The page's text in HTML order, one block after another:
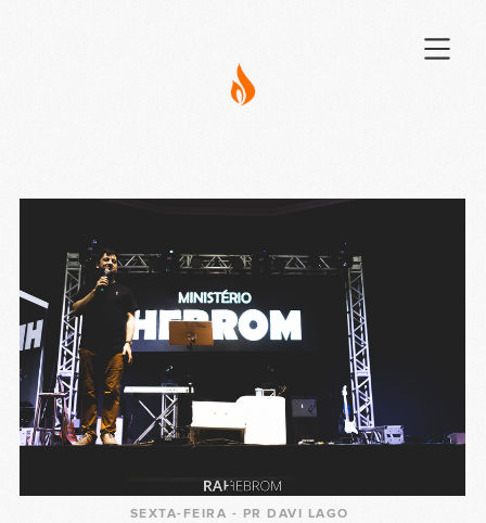
SEXTA-FEIRA - PR DAVI LAGO